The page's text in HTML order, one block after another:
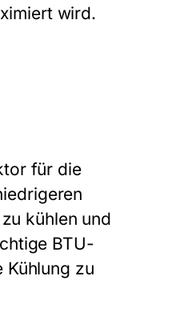
wird.
für die
kühlen und
BTU-
Kühlung zu